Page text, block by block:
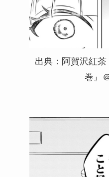
出典：阿賀沢紅
巻』